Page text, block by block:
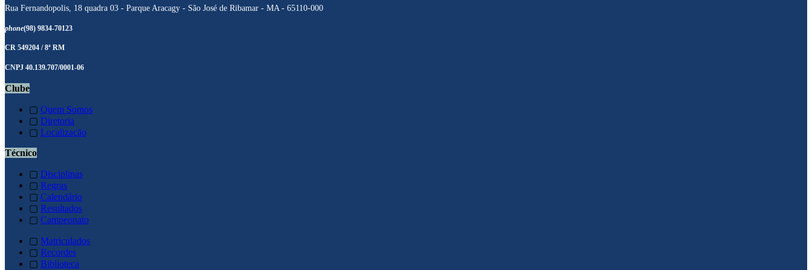
Rua Fernandopolis, 18 quadra 03 - Parque Aracagy - São José de Ribamar - MA - 65110-000
phone(98) 9834-70123
CR 549204 / 8ª RM
CNPJ 40.139.707/0001-06
Clube
▢ Quem Somos
▢ Diretoria
▢ Localização
Técnico
▢ Disciplinas
▢ Regras
▢ Calendário
▢ Resultados
▢ Campeonato
▢ Matriculados
▢ Recordes
▢ Biblioteca